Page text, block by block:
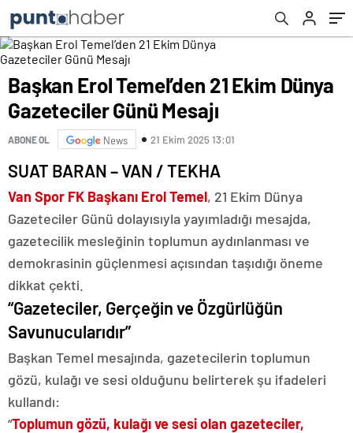
Başkan Erol Temel’den 21 Ekim Dünya
Gazeteciler Günü Mesajı
ABONE OL News 21 Ekim 2025 13:01
SUAT BARAN – VAN / TEKHA
Van Spor FK Başkanı Erol Temel, 21 Ekim Dünya
Gazeteciler Günü dolayısıyla yayımladığı mesajda,
gazetecilik mesleğinin toplumun aydınlanması ve
demokrasinin güçlenmesi açısından taşıdığı öneme
dikkat çekti.
“Gazeteciler, Gerçeğin ve Özgürlüğün
Savunucularıdır”
Başkan Temel mesajında, gazetecilerin toplumun
gözü, kulağı ve sesi olduğunu belirterek şu ifadeleri
kullandı:
“Toplumun gözü, kulağı ve sesi olan gazeteciler,